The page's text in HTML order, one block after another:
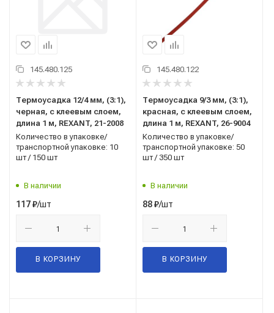
145.480.125
Термоусадка 12/4 мм, (3:1),
черная, с клеевым слоем,
длина 1 м, REXANT, 21-2008
Количество в упаковке/
транспортной упаковке: 10
шт / 150 шт
В наличии
117₽/шт
В КОРЗИНУ
145.480.122
Термоусадка 9/3 мм, (3:1),
красная, с клеевым слоем,
длина 1 м, REXANT, 26-9004
Количество в упаковке/
транспортной упаковке: 50
шт / 350 шт
В наличии
88₽/шт
В КОРЗИНУ